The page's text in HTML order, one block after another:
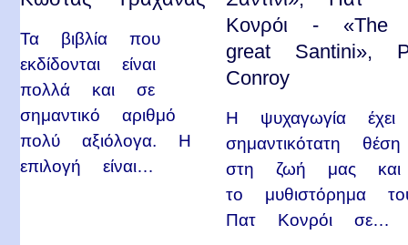
Τα βιβλία που
εκδίδονται είναι
πολλά και σε
σημαντικό αριθμό
πολύ αξιόλογα. Η
επιλογή είναι…
Κονρόι - «The
great Santini»,
Conroy
Η ψυχαγωγία έχει
σημαντικότατη θέση
στη ζωή μας και
το μυθιστόρημα
Πατ Κονρόι σε…